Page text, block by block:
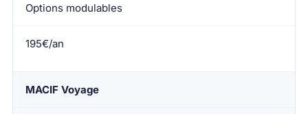
Options modulables
195€/an
MACIF Voyage